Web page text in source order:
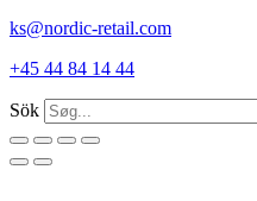
ks@nordic-retail.com
+45 44 84 14 44
Sök